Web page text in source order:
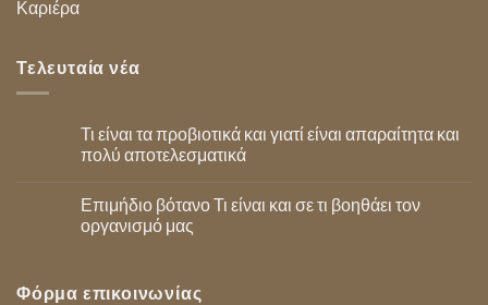
Καριέρα
Τελευταία νέα
Τι είναι τα προβιοτικά και γιατί είναι απαραίτητα και
πολύ αποτελεσματικά
Επιμήδιο βότανο Τι είναι και σε τι βοηθάει τον
οργανισμό μας
Φόρμα επικοινωνίας